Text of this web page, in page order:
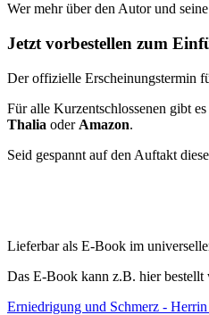
Wer mehr über den Autor und
Jetzt vorbestellen zum
Der offizielle Erscheinungstermin
Für alle Kurzentschlossenen gibt
Thalia oder Amazon.
Seid gespannt auf den Auftakt
Lieferbar als E-Book im
Das E-Book kann z.B. hier bestellt
Erniedrigung und Schmerz -